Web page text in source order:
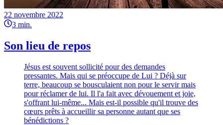
22 novembre 2022
3 min.
Son lieu de repos
Jésus est souvent sollicité pour des demandes
pressantes. Mais qui se préoccupe de Lui ? Déjà sur
terre, beaucoup se bousculaient non pour le servir mais
pour réclamer de lui. Il l'a fait avec dévouement et joie,
s'offrant lui-même... Mais est-il possible qu'il trouve des
cœurs prêts à accueillir sa personne autant que ses
bénédictions ?